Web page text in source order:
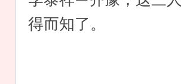
得而知了。